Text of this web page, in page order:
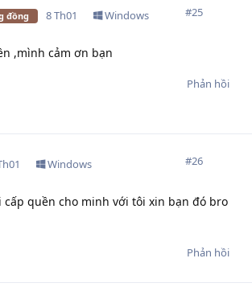
đồng 8 Th01 #25
Windows
,mình cảm ơn bạn
Phản hồi
#26
Windows
cấp quền cho minh với tôi xin bạn đó bro
Phản hồi